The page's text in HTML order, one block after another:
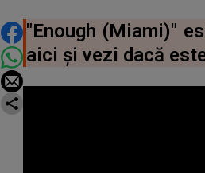
DISTRIBUIE ARTICOLUL
"Enough (Miami)"
aici și vezi dacă